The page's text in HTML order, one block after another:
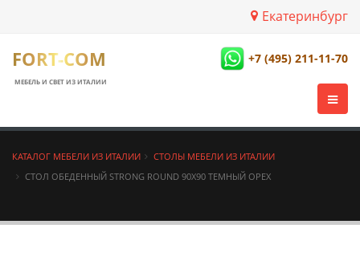
Екатеринбург
FORT-COM
МЕБЕЛЬ И СВЕТ ИЗ ИТАЛИИ
+7 (495) 211-11-70
КАТАЛОГ МЕБЕЛИ ИЗ ИТАЛИИ
СТОЛЫ МЕБЕЛИ ИЗ ИТАЛИИ
СТОЛ ОБЕДЕННЫЙ STRONG ROUND 90Х90 ТЕМНЫЙ ОРЕХ